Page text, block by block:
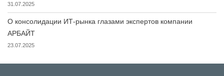
31.07.2025
О консолидации ИТ-рынка глазами экспертов компании
АРБАЙТ
23.07.2025